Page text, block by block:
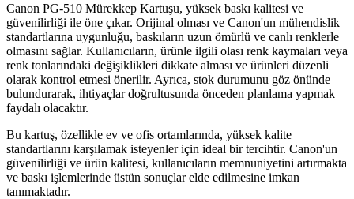
Canon PG-510 Mürekkep Kartuşu, yüksek baskı kalitesi ve
güvenilirliği ile öne çıkar. Orijinal olması ve Canon'un mühendislik
standartlarına uygunluğu, baskıların uzun ömürlü ve canlı renklerle
olmasını sağlar. Kullanıcıların, ürünle ilgili olası renk kaymaları veya
renk tonlarındaki değişiklikleri dikkate alması ve ürünleri düzenli
olarak kontrol etmesi önerilir. Ayrıca, stok durumunu göz önünde
bulundurarak, ihtiyaçlar doğrultusunda önceden planlama yapmak
faydalı olacaktır.
Bu kartuş, özellikle ev ve ofis ortamlarında, yüksek kalite
standartlarını karşılamak isteyenler için ideal bir tercihtir. Canon'un
güvenilirliği ve ürün kalitesi, kullanıcıların memnuniyetini artırmakta
ve baskı işlemlerinde üstün sonuçlar elde edilmesine imkan
tanımaktadır.